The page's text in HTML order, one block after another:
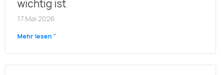
wichtig ist
17 Mai 2026
Mehr lesen "